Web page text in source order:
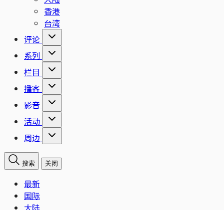
香港
台湾
评论
系列
栏目
播客
影音
活动
周边
搜索 关闭
最新
国际
大陆